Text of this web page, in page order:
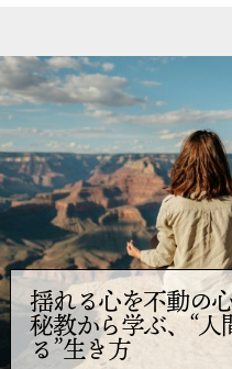
揺れる心を不動の
秘教から学ぶ、“人
る”生き方